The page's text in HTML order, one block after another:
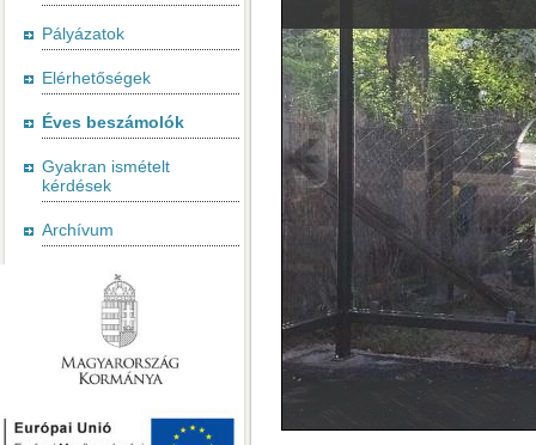
Pályázatok
Elérhetőségek
Éves beszámolók
Gyakran ismételt
kérdések
Archívum